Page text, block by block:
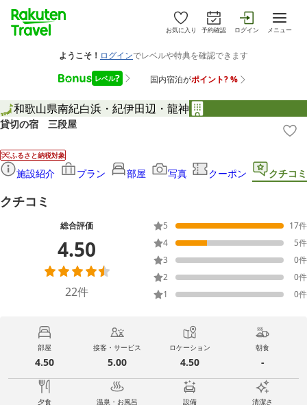
お気に入り 予約確認 ログイン メニュー
和歌山県南紀白浜・紀伊田辺・龍神
貸切の宿 三段屋
ふるさと納税対象
施設紹介 プラン 部屋 写真 クーポン クチコミ
クチコミ
総合評価
4.50
22件
5 17件
4
5件
3
0件
2
0件
1
0件
部屋
4.50
接客・サービス
5.00
ロケーション
4.50
朝食
-
夕食 温泉・お風呂 設備 清潔さ